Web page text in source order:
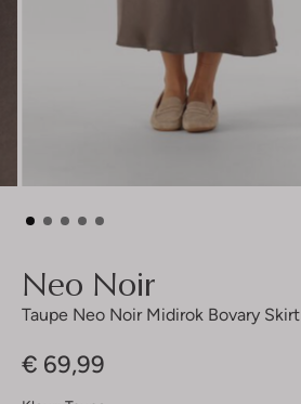
Neo Noir
Taupe Neo Noir Midirok Bovary Skirt
€ 69,99